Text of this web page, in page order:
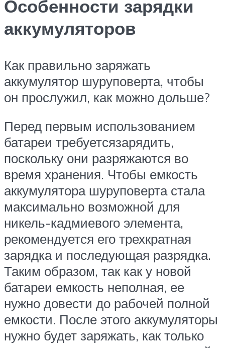
Особенности зарядки
аккумуляторов
Как правильно заряжать
аккумулятор шуруповерта, чтобы
он прослужил, как можно дольше?
Перед первым использованием
батареи требуетсязарядить,
поскольку они разряжаются во
время хранения. Чтобы емкость
аккумулятора шуруповерта стала
максимально возможной для
никель-кадмиевого элемента,
рекомендуется его трехкратная
зарядка и последующая разрядка.
Таким образом, так как у новой
батареи емкость неполная, ее
нужно довести до рабочей полной
емкости. После этого аккумуляторы
нужно будет заряжать, как только